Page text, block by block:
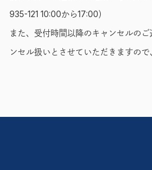
935-121 10:00から17:00）
また、受付時間以降のキャンセルの
ンセル扱いとさせていただきますので